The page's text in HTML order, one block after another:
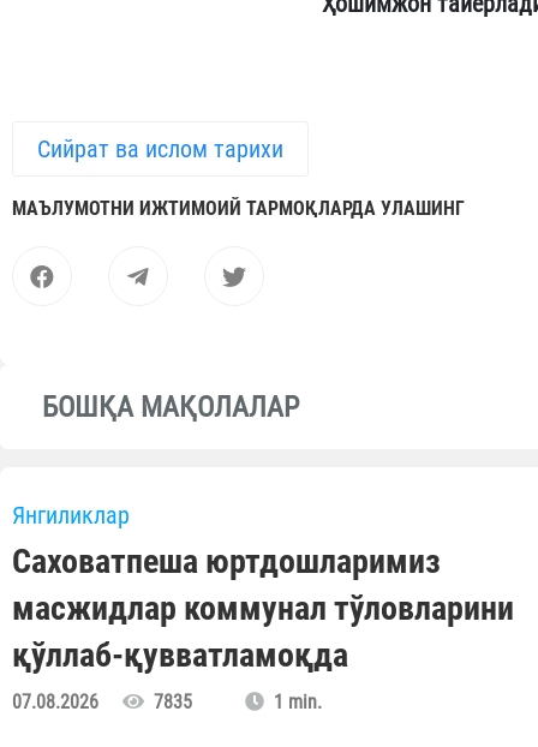
Сийрат ва ислом тарихи
МАЪЛУМОТНИ ИЖТИМОИЙ ТАРМОҚЛАРДА УЛАШИНГ
БОШҚА МАҚОЛАЛАР
Янгиликлар
Саховатпеша юртдошларимиз
масжидлар коммунал тўловларини
қўллаб-қувватламоқда
07.08.2026 7835 1 min.